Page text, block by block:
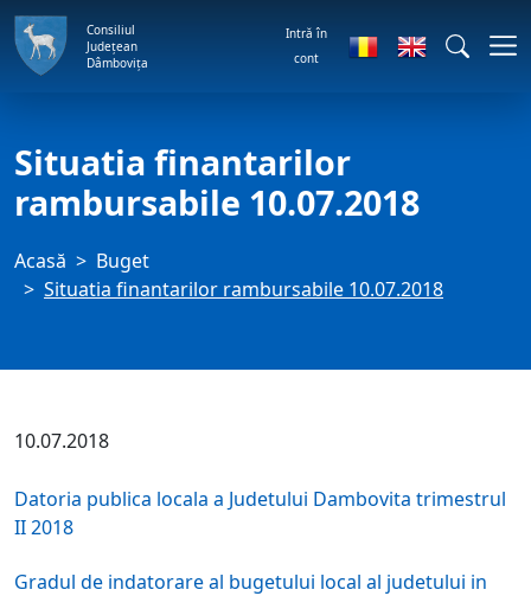
Consiliul
Județean
Dâmbovița
Intră în
cont
Situatia finantarilor
rambursabile 10.07.2018
Acasă
Buget
Situatia finantarilor rambursabile 10.07.2018
10.07.2018
Datoria publica locala a Judetului Dambovita trimestrul
II 2018
Gradul de indatorare al bugetului local al judetului in